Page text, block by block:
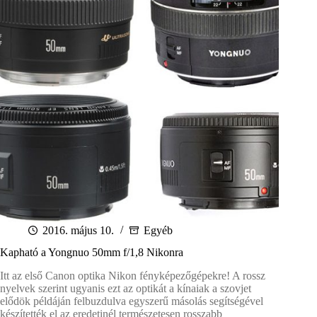
2016. május 10.
Egyéb
Kapható a Yongnuo 50mm f/1,8 Nikonra
Itt az első Canon optika Nikon fényképezőgépekre! A rossz
nyelvek szerint ugyanis ezt az optikát a kínaiak a szovjet
elődök példáján felbuzdulva egyszerű másolás segítségével
készítették el az eredetinél természetesen rosszabb